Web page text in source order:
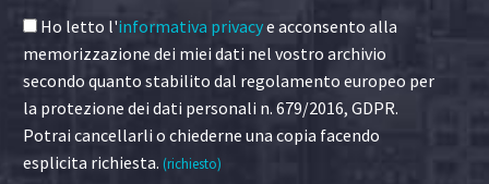
Ho letto l'informativa privacye acconsento alla
memorizzazione dei miei dati nel vostro archivio
secondo quanto stabilito dal regolamento europeo per
la protezione dei dati personali n. 679/2016, GDPR.
Potrai cancellarli o chiederne una copia facendo
esplicita richiesta. (richiesto)